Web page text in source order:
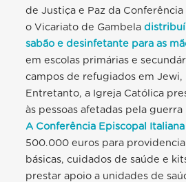
de Justiça e Paz da
o Vicariato de Gambela
sabão e desinfetante para as
em escolas primárias e
campos de refugiados em Jewi,
Entretanto, a Igreja Católica
às pessoas afetadas pela
A Conferência Episcopal Italiana
500.000 euros para
básicas, cuidados de saúde e
prestar apoio a unidades de